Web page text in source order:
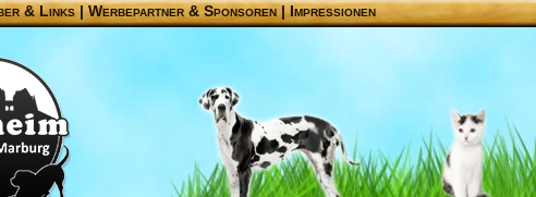
& Links|Werbepartner & Sponsoren|Impressionen